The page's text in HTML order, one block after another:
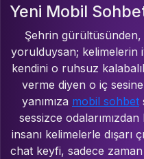
Yeni Mobil
Şehrin gürültüsünden,
yorulduysan; kelimelerin
kendini o ruhsuz
verme diyen o iç
yanımıza mobil sohbet
sessizce
insanı kelimelerle dışarı
chat keyfi, sadece